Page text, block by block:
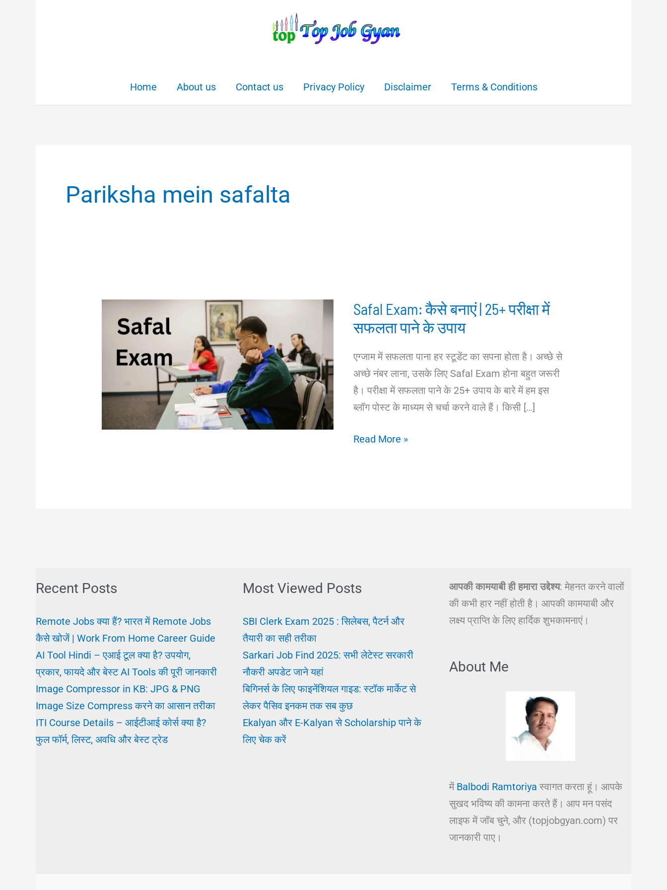
Home About us Contact us Privacy Policy Disclaimer Terms & Conditions
Pariksha mein safalta
Safal Exam: कैसे बनाएं | 25+ परीक्षा में
सफलता पाने के उपाय
एग्जाम में सफलता पाना हर स्टूडेंट का सपना होता है। अच्छे से
अच्छे नंबर लाना, उसके लिए Safal Exam होना बहुत जरूरी
है। परीक्षा में सफलता पाने के 25+ उपाय के बारे में हम इस
ब्लॉग पोस्ट के माध्यम से चर्चा करने वाले हैं। किसी […]
Safal
पाने
उपाय
Read More »
Recent Posts
Remote Jobs क्या हैं? भारत में Remote Jobs
कैसे खोजें | Work From Home Career Guide
AI Tool Hindi – एआई टूल क्या है? उपयोग,
प्रकार, फायदे और बेस्ट AI Tools की पूरी जानकारी
Image Compressor in KB: JPG & PNG
Image Size Compress करने का आसान तरीका
ITI Course Details – आईटीआई कोर्स क्या है?
फुल फॉर्म, लिस्ट, अवधि और बेस्ट ट्रेड
Most Viewed Posts
SBI Clerk Exam 2025 : सिलेबस, पैटर्न और
तैयारी का सही तरीका
Sarkari Job Find 2025: सभी लेटेस्ट सरकारी
नौकरी अपडेट जाने यहां
बिगिनर्स के लिए फाइनेंशियल गाइड: स्टॉक मार्केट से
लेकर पैसिव इनकम तक सब कुछ
Ekalyan और E-Kalyan से Scholarship पाने के
लिए चेक करें
आपकी कामयाबी ही हमारा उद्देश्य: मेहनत करने वालों
की कभी हार नहीं होती है। आपकी कामयाबी और
लक्ष्य प्राप्ति के लिए हार्दिक शुभकामनाएं।
About Me
में Balbodi Ramtoriya स्वागत करता हूं। आपके
सुखद भविष्य की कामना करते हैं। आप मन पसंद
लाइफ में जॉब चुने, और (topjobgyan.com) पर
जानकारी पाए।